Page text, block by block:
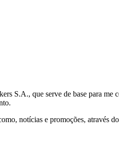
S.A., que serve de base para me
notícias e promoções, através